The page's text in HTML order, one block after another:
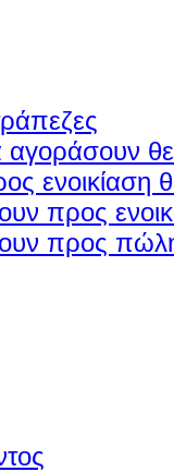
ενοικίαση
προς
προς